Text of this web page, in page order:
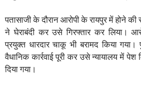
पतासाजी के दौरान आरोपी के रायपुर में होने
ने घेराबंदी कर उसे गिरफ्तार कर लिया।
प्रयुक्त धारदार चाकू भी बरामद किया
वैधानिक कार्रवाई पूरी कर उसे न्यायालय में
दिया गया।